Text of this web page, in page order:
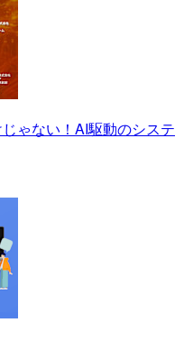
ゃない！AI駆動のシステ